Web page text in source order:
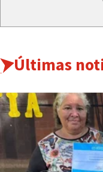
INFORMACIÓN
Ingeniero
intercambio y
Últimas